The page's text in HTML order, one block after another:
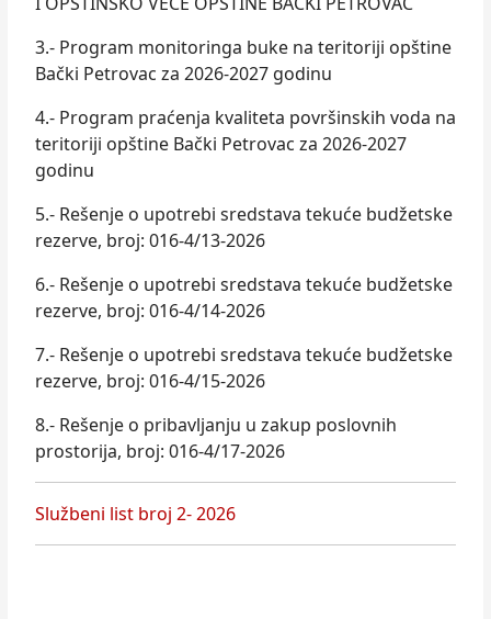
3.- Program monitoringa buke na teritoriji opštine
Bački Petrovac za 2026-2027 godinu
4.- Program praćenja kvaliteta površinskih voda na
teritoriji opštine Bački Petrovac za 2026-2027
godinu
5.- Rešenje o upotrebi sredstava tekuće budžetske
rezerve, broj: 016-4/13-2026
6.- Rešenje o upotrebi sredstava tekuće budžetske
rezerve, broj: 016-4/14-2026
7.- Rešenje o upotrebi sredstava tekuće budžetske
rezerve, broj: 016-4/15-2026
8.- Rešenje o pribavljanju u zakup poslovnih
prostorija, broj: 016-4/17-2026
Službeni list broj 2- 2026